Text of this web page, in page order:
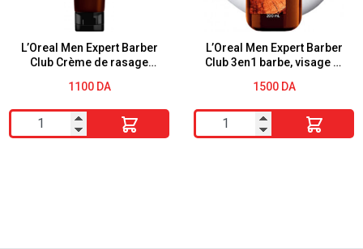
L’Oreal Men Expert Barber
Club Crème de rasage
1100 DA
quantité
de
L’Oreal Men Expert Barber
Club 3en1 barbe, visage et
1500 DA
quantité
de